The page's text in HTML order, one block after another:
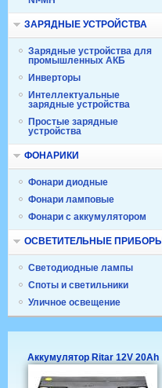
ЗАРЯДНЫЕ УСТРОЙСТВА
Зарядные устройства для
промышленных АКБ
Инверторы
Интеллектуальные
зарядные устройства
Простые зарядные
устройства
ФОНАРИКИ
Фонари диодные
Фонари ламповые
Фонари с аккумулятором
ОСВЕТИТЕЛЬНЫЕ ПРИБОРЫ
Светодиодные лампы
Споты и светильники
Уличное освещение
Аккумулятор Ritar 12V 20Ah